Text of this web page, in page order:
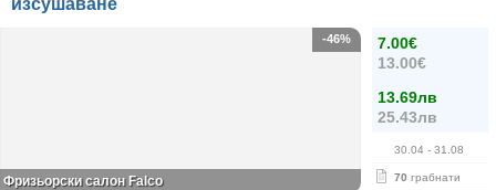
изсушаване
7.00€
13.00€
13.69лв
25.43лв
30.04 - 31.08
70 грабнати
-46%
Фризьорски салон Falco